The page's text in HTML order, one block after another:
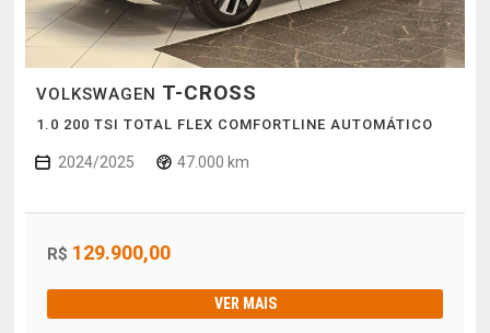
VOLKSWAGEN T-CROSS
1.0 200 TSI TOTAL FLEX COMFORTLINE AUTOMÁTICO
2024/2025 47.000 km
R$ 129.900,00
VER MAIS